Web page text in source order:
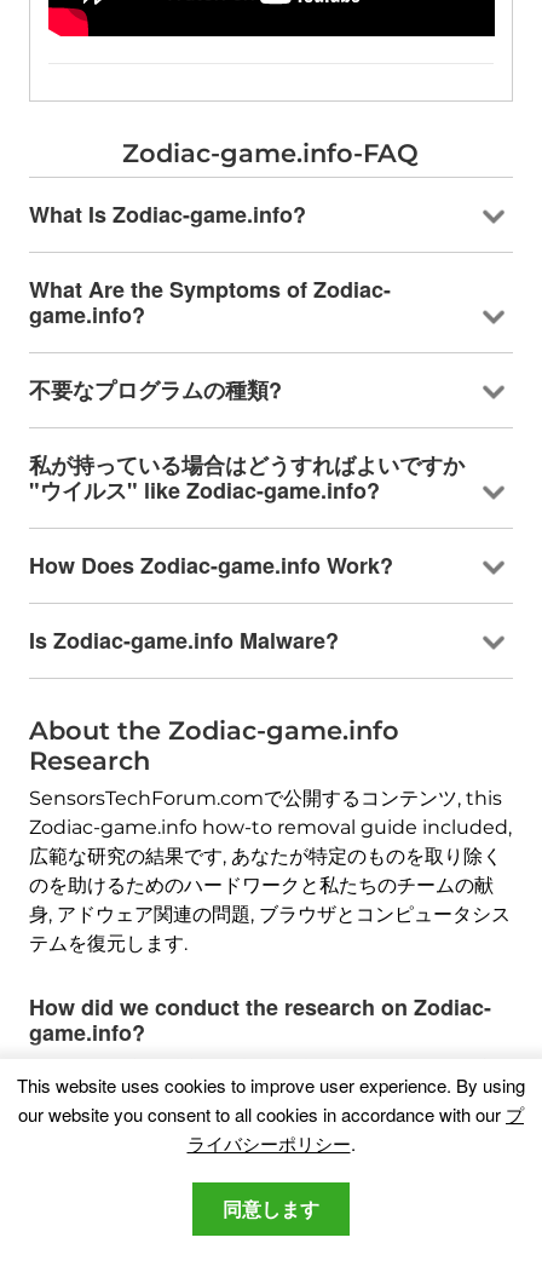
Zodiac-game.info-FAQ
What Is Zodiac-game.info?
What Are the Symptoms of Zodiac-
game.info?
不要なプログラムの種類?
私が持っている場合はどうすればよいですか
"ウイルス" like Zodiac-game.info?
How Does Zodiac-game.info Work?
Is Zodiac-game.info Malware?
About the Zodiac-game.info
Research
SensorsTechForum.comで公開するコンテンツ, this
Zodiac-game.info how-to removal guide included,
広範な研究の結果です, あなたが特定のものを取り除く
のを助けるためのハードワークと私たちのチームの献
身, アドウェア関連の問題, ブラウザとコンピュータシス
テムを復元します.
How did we conduct the research on Zodiac-
game.info?
してください. 私たちは独立したセキュリティ研究者と
連絡を取り合っています, そのおかげで、最新のマルウ
ェアに関する最新情報を毎日受け取ることができます,
アドウェア, およびブラウザハイジャッカーの定義.
the research behind the Zodiac-game.info
threat is backed with VirusTotal.
This website uses cookies to improve user experience. By using
our website you consent to all cookies in accordance with our プ
ライバシーポリシー.
同意します